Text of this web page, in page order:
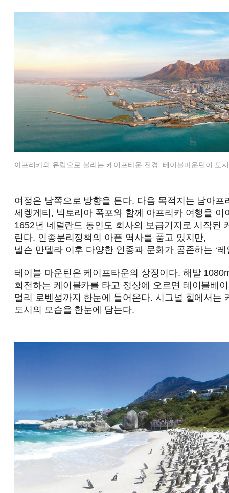
아프리카의 유럽으로 불리는 케이프타운 전경. 테이블마운틴이 도
여정은 남쪽으로 방향을 튼다. 다음 목적지는 남아
세렝게티, 빅토리아 폭포와 함께 아프리카 여행을
1652년 네덜란드 동인도 회사의 보급기지로 시작된
린다. 인종분리정책의 아픈 역사를 품고 있지만,
넬슨 만델라 이후 다양한 인종과 문화가 공존하는 ‘
테이블 마운틴은 케이프타운의 상징이다. 해발
회전하는 케이블카를 타고 정상에 오르면 테이블베
멀리 로벤섬까지 한눈에 들어온다. 시그널 힐에서
도시의 모습을 한눈에 담는다.